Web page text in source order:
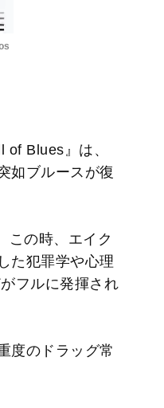
Blues』は、
如ブルースが復
この時、エイク
た犯罪学や心理
フルに発揮され
度のドラッグ常